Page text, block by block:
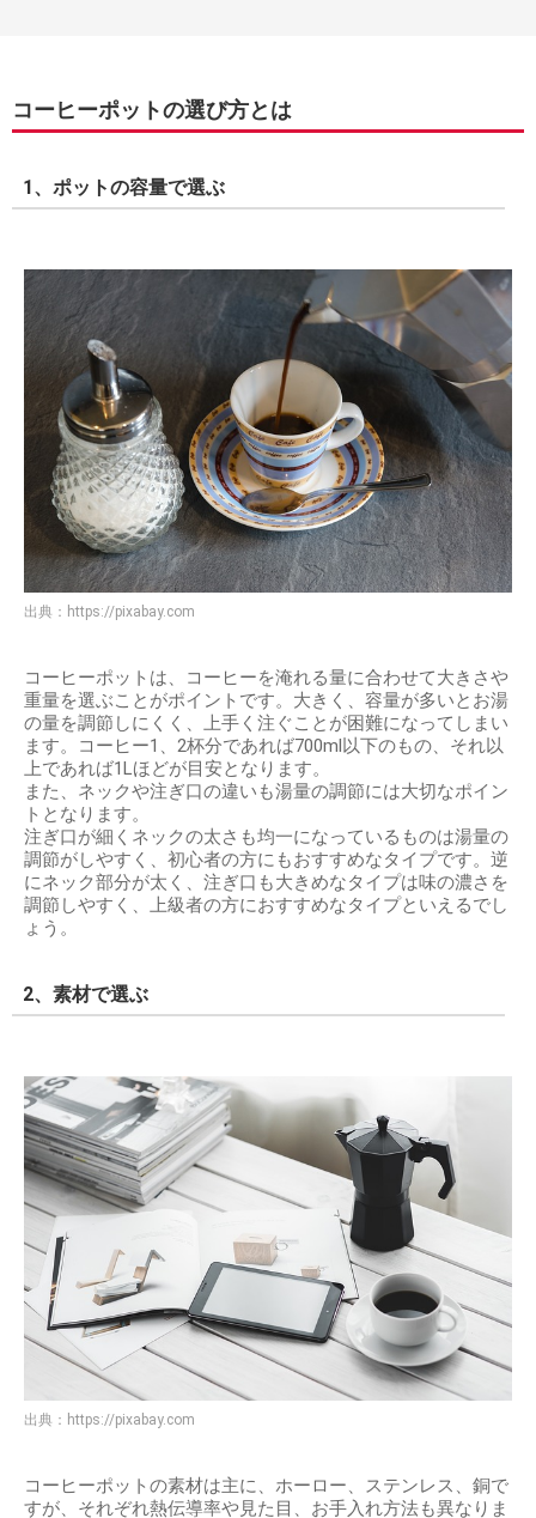
コーヒーポットの選び方とは
1、ポットの容量で選ぶ
出典： https://pixabay.com
コーヒーポットは、コーヒーを淹れる量に合わせて大きさや
重量を選ぶことがポイントです。大きく、容量が多いとお湯
の量を調節しにくく、上手く注ぐことが困難になってしまい
ます。コーヒー1、2杯分であれば700ml以下のもの、それ以
上であれば1Lほどが目安となります。
また、ネックや注ぎ口の違いも湯量の調節には大切なポイン
トとなります。
注ぎ口が細くネックの太さも均一になっているものは湯量の
調節がしやすく、初心者の方にもおすすめなタイプです。逆
にネック部分が太く、注ぎ口も大きめなタイプは味の濃さを
調節しやすく、上級者の方におすすめなタイプといえるでし
ょう。
2、素材で選ぶ
出典： https://pixabay.com
コーヒーポットの素材は主に、ホーロー、ステンレス、銅で
すが、それぞれ熱伝導率や見た目、お手入れ方法も異なりま